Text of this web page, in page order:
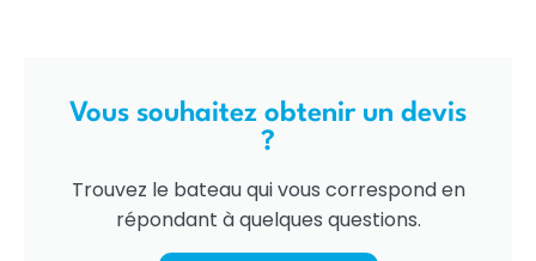
Vous souhaitez obtenir un devis
?
Trouvez le bateau qui vous correspond en
répondant à quelques questions.